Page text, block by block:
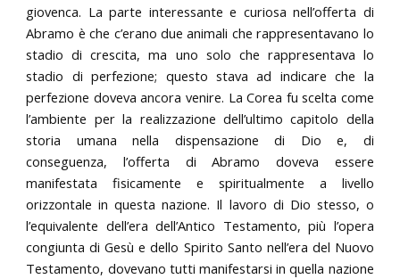
giovenca. La parte interessante e curiosa nell’offerta di
Abramo è che c’erano due animali che rappresentavano lo
stadio di crescita, ma uno solo che rappresentava lo
stadio di perfezione; questo stava ad indicare che la
perfezione doveva ancora venire. La Corea fu scelta come
l’ambiente per la realizzazione dell’ultimo capitolo della
storia umana nella dispensazione di Dio e, di
conseguenza, l’offerta di Abramo doveva essere
manifestata fisicamente e spiritualmente a livello
orizzontale in questa nazione. Il lavoro di Dio stesso, o
l’equivalente dell’era dell’Antico Testamento, più l’opera
congiunta di Gesù e dello Spirito Santo nell’era del Nuovo
Testamento, dovevano tutti manifestarsi in quella nazione